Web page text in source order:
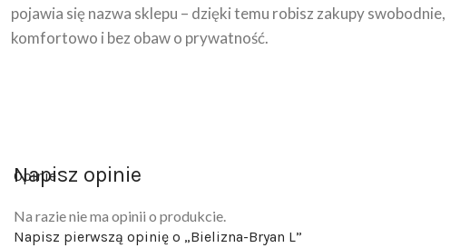
pojawia się nazwa sklepu – dzięki temu robisz zakupy swobodnie,
komfortowo i bez obaw o prywatność.
Napisz opinie
Opinie
Na razie nie ma opinii o produkcie.
Napisz pierwszą opinię o „Bielizna-Bryan L”